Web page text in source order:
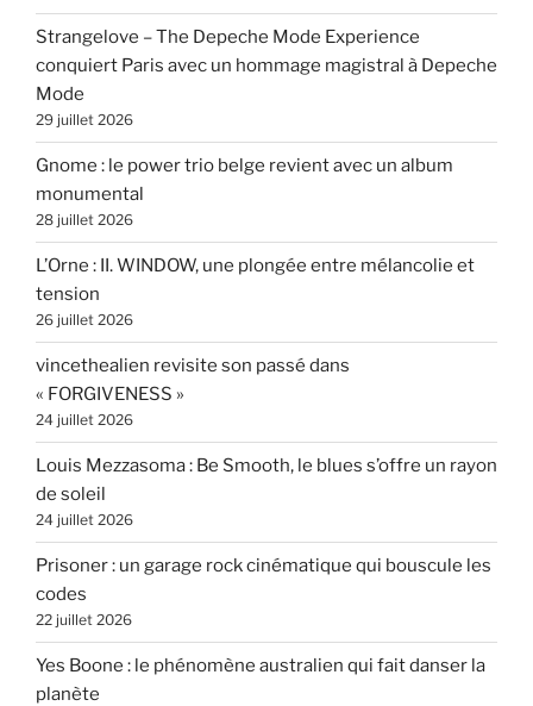
Strangelove – The Depeche Mode Experience
conquiert Paris avec un hommage magistral à Depeche
Mode
29 juillet 2026
Gnome : le power trio belge revient avec un album
monumental
28 juillet 2026
L’Orne : II. WINDOW, une plongée entre mélancolie et
tension
26 juillet 2026
vincethealien revisite son passé dans
« FORGIVENESS »
24 juillet 2026
Louis Mezzasoma : Be Smooth, le blues s’offre un rayon
de soleil
24 juillet 2026
Prisoner : un garage rock cinématique qui bouscule les
codes
22 juillet 2026
Yes Boone : le phénomène australien qui fait danser la
planète